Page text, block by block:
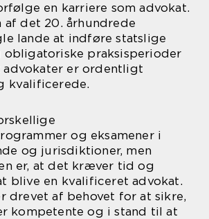
en karriere som advokat.
af det 20. århundrede
lande at indføre statslige
obligatoriske praksisperioder
advokater er ordentligt
kvalificerede.
og eksamener i
og jurisdiktioner, men
er, at det kræver tid og
blive en kvalificeret advokat.
drevet af behovet for at sikre,
kompetente og i stand til at